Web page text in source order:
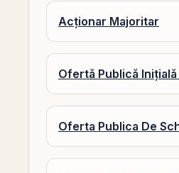
Acționar Majoritar
Ofertă Publică Inițială
Oferta Publica De